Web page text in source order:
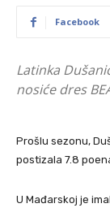
Facebook
Latinka
nosiće dres
Prošlu sezonu,
postizala 7.8
U Mađarskoj je